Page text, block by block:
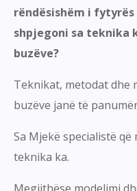
rëndësishëm i
shpjegoni sa
buzëve?
Teknikat, metodat dhe
buzëve janë të
Sa Mjekë specialistë
teknika ka.